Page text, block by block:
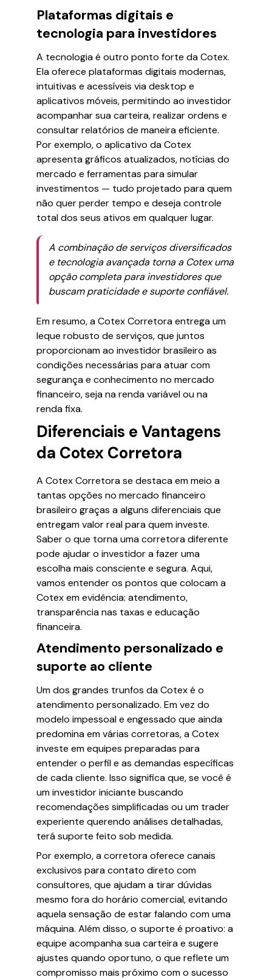
Plataformas digitais e
tecnologia para investidores
A tecnologia é outro ponto forte da Cotex.
Ela oferece plataformas digitais modernas,
intuitivas e acessíveis via desktop e
aplicativos móveis, permitindo ao investidor
acompanhar sua carteira, realizar ordens e
consultar relatórios de maneira eficiente.
Por exemplo, o aplicativo da Cotex
apresenta gráficos atualizados, notícias do
mercado e ferramentas para simular
investimentos — tudo projetado para quem
não quer perder tempo e deseja controle
total dos seus ativos em qualquer lugar.
A combinação de serviços diversificados
e tecnologia avançada torna a Cotex uma
opção completa para investidores que
buscam praticidade e suporte confiável.
Em resumo, a Cotex Corretora entrega um
leque robusto de serviços, que juntos
proporcionam ao investidor brasileiro as
condições necessárias para atuar com
segurança e conhecimento no mercado
financeiro, seja na renda variável ou na
renda fixa.
Diferenciais e Vantagens
da Cotex Corretora
A Cotex Corretora se destaca em meio a
tantas opções no mercado financeiro
brasileiro graças a alguns diferenciais que
entregam valor real para quem investe.
Saber o que torna uma corretora diferente
pode ajudar o investidor a fazer uma
escolha mais consciente e segura. Aqui,
vamos entender os pontos que colocam a
Cotex em evidência: atendimento,
transparência nas taxas e educação
financeira.
Atendimento personalizado e
suporte ao cliente
Um dos grandes trunfos da Cotex é o
atendimento personalizado. Em vez do
modelo impessoal e engessado que ainda
predomina em várias corretoras, a Cotex
investe em equipes preparadas para
entender o perfil e as demandas específicas
de cada cliente. Isso significa que, se você é
um investidor iniciante buscando
recomendações simplificadas ou um trader
experiente querendo análises detalhadas,
terá suporte feito sob medida.
Por exemplo, a corretora oferece canais
exclusivos para contato direto com
consultores, que ajudam a tirar dúvidas
mesmo fora do horário comercial, evitando
aquela sensação de estar falando com uma
máquina. Além disso, o suporte é proativo: a
equipe acompanha sua carteira e sugere
ajustes quando oportuno, o que reflete um
compromisso mais próximo com o sucesso